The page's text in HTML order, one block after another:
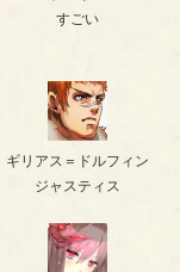
すごい
ギリアス＝ドルフィン
ジャスティス